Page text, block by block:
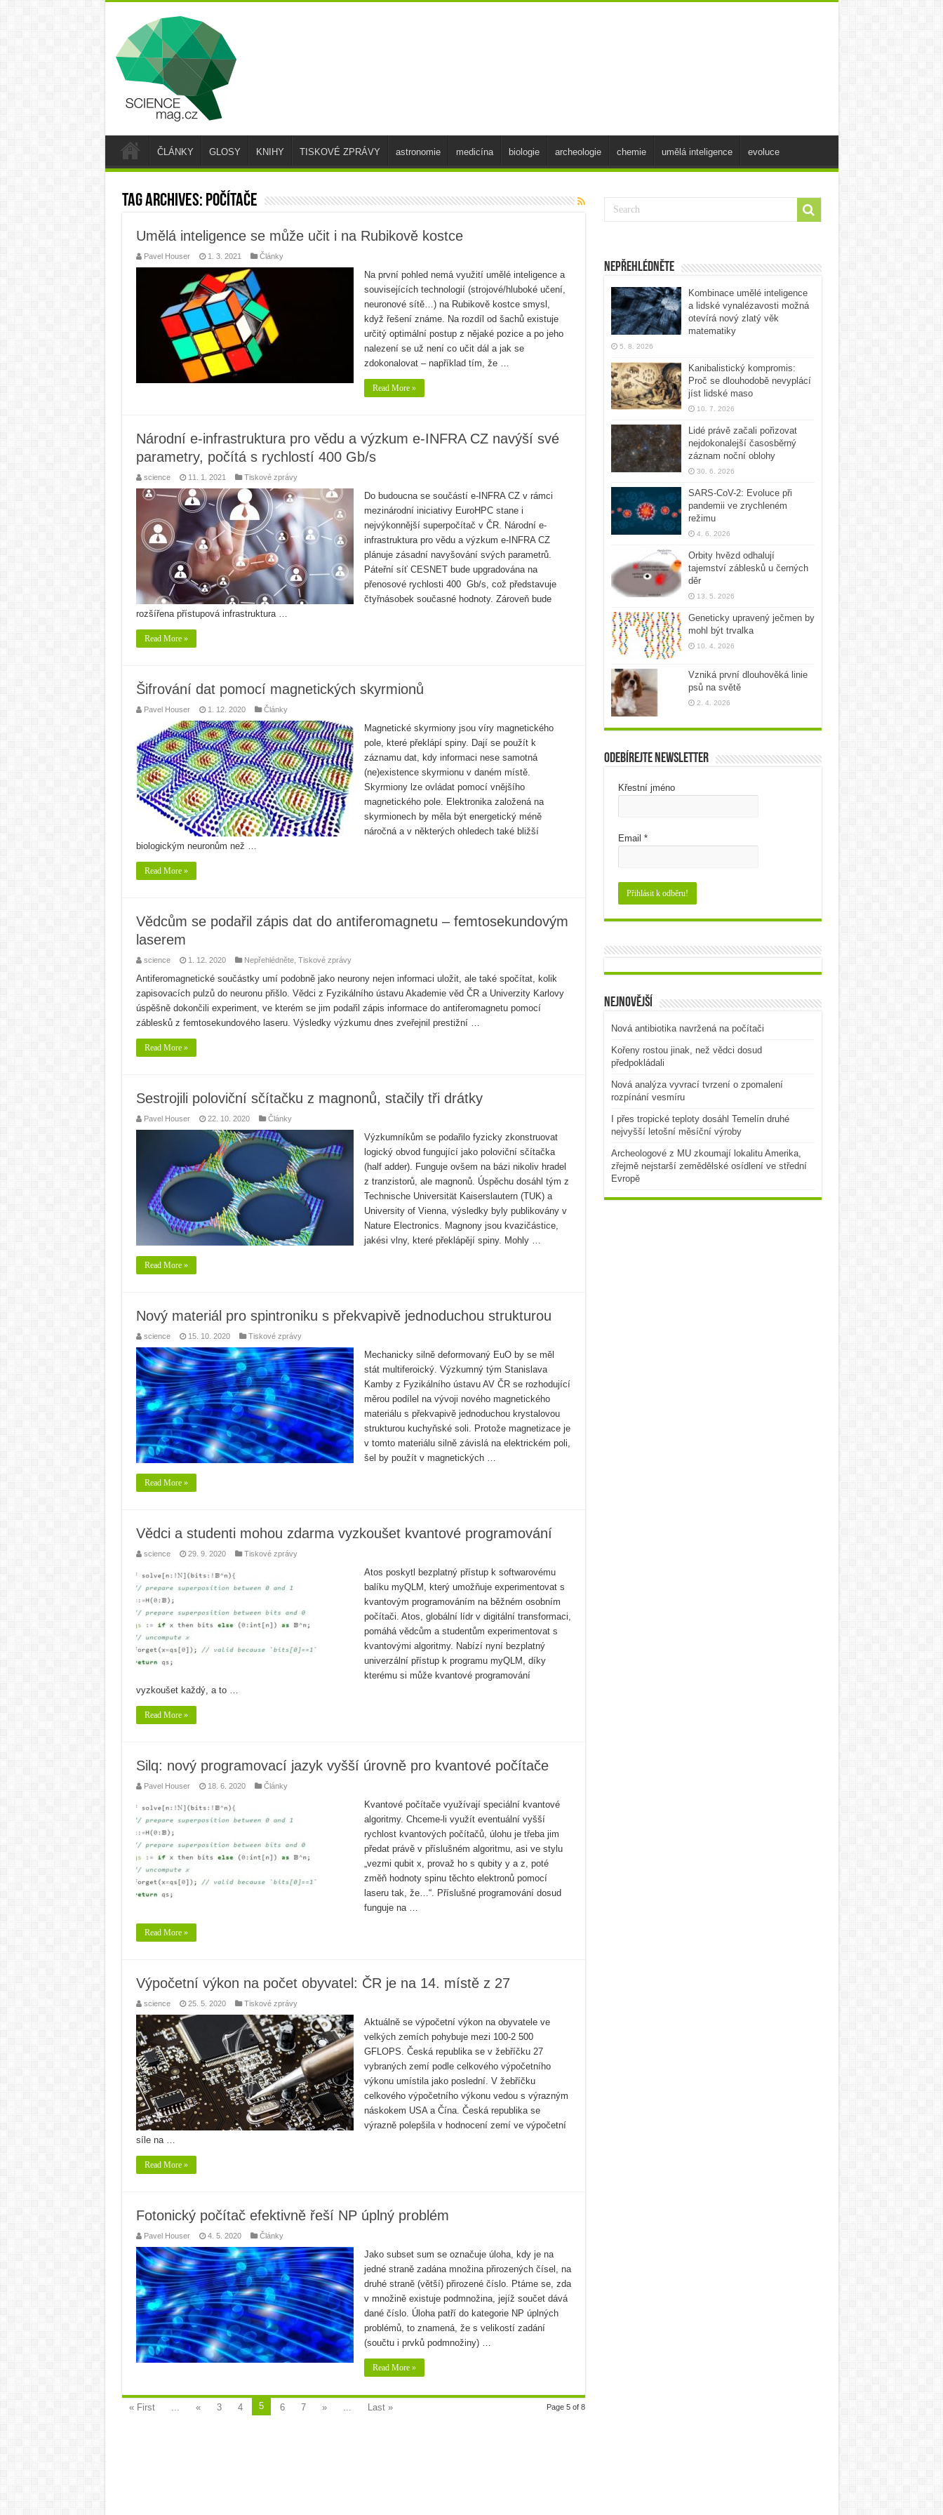
ČLÁNKY GLOSY KNIHY TISKOVÉ ZPRÁVY astronomie medicína biologie archeologie chemie umělá inteligence evoluce
Tag Archives: počítače
Umělá inteligence se může učit i na Rubikově kostce
Pavel Houser 1. 3. 2021 Články
Na první pohled nemá využití umělé inteligence a
souvisejících technologií (strojové/hluboké učení,
neuronové sítě…) na Rubikově kostce smysl,
když řešení známe. Na rozdíl od šachů existuje
určitý optimální postup z nějaké pozice a po jeho
nalezení se už není co učit dál a jak se
zdokonalovat – například tím, že …
Read More »
Národní e-infrastruktura pro vědu a výzkum e-INFRA CZ navýší své
parametry, počítá s rychlostí 400 Gb/s
science 11. 1. 2021 Tiskové zprávy
Do budoucna se součástí e-INFRA CZ v rámci
mezinárodní iniciativy EuroHPC stane i
nejvýkonnější superpočítač v ČR. Národní e-
infrastruktura pro vědu a výzkum e-INFRA CZ
plánuje zásadní navyšování svých parametrů.
Páteřní síť CESNET bude upgradována na
přenosové rychlosti 400 Gb/s, což představuje
čtyřnásobek současné hodnoty. Zároveň bude
rozšířena přístupová infrastruktura …
Read More »
Šifrování dat pomocí magnetických skyrmionů
Pavel Houser 1. 12. 2020 Články
Magnetické skyrmiony jsou víry magnetického
pole, které překlápí spiny. Dají se použít k
záznamu dat, kdy informaci nese samotná
(ne)existence skyrmionu v daném místě.
Skyrmiony lze ovládat pomocí vnějšího
magnetického pole. Elektronika založená na
skyrmionech by měla být energetický méně
náročná a v některých ohledech také bližší
biologickým neuronům než …
Read More »
Vědcům se podařil zápis dat do antiferomagnetu – femtosekundovým
laserem
science 1. 12. 2020 Nepřehlédněte, Tiskové zprávy
Antiferomagnetické součástky umí podobně jako neurony nejen informaci uložit, ale také spočítat, kolik
zapisovacích pulzů do neuronu přišlo. Vědci z Fyzikálního ústavu Akademie věd ČR a Univerzity Karlovy
úspěšně dokončili experiment, ve kterém se jim podařil zápis informace do antiferomagnetu pomocí
záblesků z femtosekundového laseru. Výsledky výzkumu dnes zveřejnil prestižní …
Read More »
Sestrojili poloviční sčítačku z magnonů, stačily tři drátky
Pavel Houser 22. 10. 2020 Články
Výzkumníkům se podařilo fyzicky zkonstruovat
logický obvod fungující jako poloviční sčítačka
(half adder). Funguje ovšem na bázi nikoliv hradel
z tranzistorů, ale magnonů. Úspěchu dosáhl tým z
Technische Universität Kaiserslautern (TUK) a
University of Vienna, výsledky byly publikovány v
Nature Electronics. Magnony jsou kvazičástice,
jakési vlny, které překlápějí spiny. Mohly …
Read More »
Nový materiál pro spintroniku s překvapivě jednoduchou strukturou
science 15. 10. 2020 Tiskové zprávy
Mechanicky silně deformovaný EuO by se měl
stát multiferoický. Výzkumný tým Stanislava
Kamby z Fyzikálního ústavu AV ČR se rozhodující
měrou podílel na vývoji nového magnetického
materiálu s překvapivě jednoduchou krystalovou
strukturou kuchyňské soli. Protože magnetizace je
v tomto materiálu silně závislá na elektrickém poli,
šel by použít v magnetických …
Read More »
Vědci a studenti mohou zdarma vyzkoušet kvantové programování
science 29. 9. 2020 Tiskové zprávy
Atos poskytl bezplatný přístup k softwarovému
balíku myQLM, který umožňuje experimentovat s
kvantovým programováním na běžném osobním
počítači. Atos, globální lídr v digitální transformaci,
pomáhá vědcům a studentům experimentovat s
kvantovými algoritmy. Nabízí nyní bezplatný
univerzální přístup k programu myQLM, díky
kterému si může kvantové programování
vyzkoušet každý, a to …
Read More »
Silq: nový programovací jazyk vyšší úrovně pro kvantové počítače
Pavel Houser 18. 6. 2020 Články
Kvantové počítače využívají speciální kvantové
algoritmy. Chceme-li využít eventuální vyšší
rychlost kvantových počítačů, úlohu je třeba jim
předat právě v příslušném algoritmu, asi ve stylu
„vezmi qubit x, provaž ho s qubity y a z, poté
změň hodnoty spinu těchto elektronů pomocí
laseru tak, že…“. Příslušné programování dosud
funguje na …
Read More »
Výpočetní výkon na počet obyvatel: ČR je na 14. místě z 27
science 25. 5. 2020 Tiskové zprávy
Aktuálně se výpočetní výkon na obyvatele ve
velkých zemích pohybuje mezi 100-2 500
GFLOPS. Česká republika se v žebříčku 27
vybraných zemí podle celkového výpočetního
výkonu umístila jako poslední. V žebříčku
celkového výpočetního výkonu vedou s výrazným
náskokem USA a Čína. Česká republika se
výrazně polepšila v hodnocení zemí ve výpočetní
síle na …
Read More »
Fotonický počítač efektivně řeší NP úplný problém
Pavel Houser 4. 5. 2020 Články
Jako subset sum se označuje úloha, kdy je na
jedné straně zadána množina přirozených čísel, na
druhé straně (větší) přirozené číslo. Ptáme se, zda
v množině existuje podmnožina, jejíž součet dává
dané číslo. Úloha patří do kategorie NP úplných
problémů, to znamená, že s velikostí zadání
(součtu i prvků podmnožiny) …
Read More »
Page 5 of 8
« First ... « 3 4 5 6 7 » ... Last »
Nepřehlédněte
Kombinace umělé inteligence
a lidské vynalézavosti možná
otevírá nový zlatý věk
matematiky
5. 8. 2026
Kanibalistický kompromis:
Proč se dlouhodobě nevyplácí
jíst lidské maso
10. 7. 2026
Lidé právě začali pořizovat
nejdokonalejší časosběrný
záznam noční oblohy
30. 6. 2026
SARS-CoV-2: Evoluce při
pandemii ve zrychleném
režimu
4. 6. 2026
Orbity hvězd odhalují
tajemství záblesků u černých
děr
13. 5. 2026
Geneticky upravený ječmen by
mohl být trvalka
10. 4. 2026
Vzniká první dlouhověká linie
psů na světě
2. 4. 2026
Odebírejte newsletter
Křestní jméno
Email *
Nejnovější
Nová antibiotika navržená na počítači
Kořeny rostou jinak, než vědci dosud
předpokládali
Nová analýza vyvrací tvrzení o zpomalení
rozpínání vesmíru
I přes tropické teploty dosáhl Temelín druhé
nejvyšší letošní měsíční výroby
Archeologové z MU zkoumají lokalitu Amerika,
zřejmě nejstarší zemědělské osídlení ve střední
Evropě